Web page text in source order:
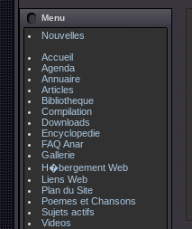
Menu
Nouvelles
Accueil
Agenda
Annuaire
Articles
Bibliotheque
Compilation
Downloads
Encyclopedie
FAQ Anar
Gallerie
H�bergement Web
Liens Web
Plan du Site
Poemes et Chansons
Sujets actifs
Videos